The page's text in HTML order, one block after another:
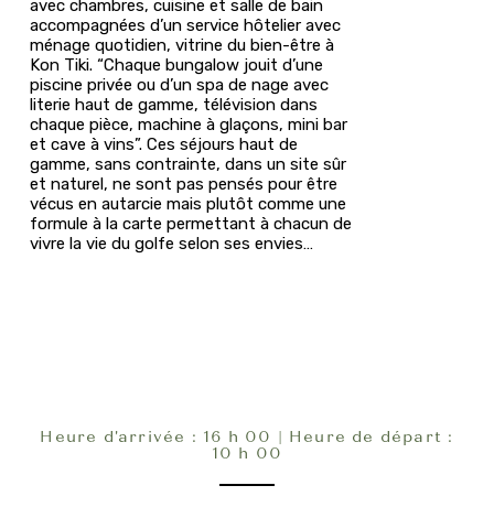
avec chambres, cuisine et salle de bain
accompagnées d’un service hôtelier avec
ménage quotidien, vitrine du bien-être à
Kon Tiki. “Chaque bungalow jouit d’une
piscine privée ou d’un spa de nage avec
literie haut de gamme, télévision dans
chaque pièce, machine à glaçons, mini bar
et cave à vins”. Ces séjours haut de
gamme, sans contrainte, dans un site sûr
et naturel, ne sont pas pensés pour être
vécus en autarcie mais plutôt comme une
formule à la carte permettant à chacun de
vivre la vie du golfe selon ses envies…
Heure d'arrivée : 16 h 00 | Heure de départ :
10 h 00